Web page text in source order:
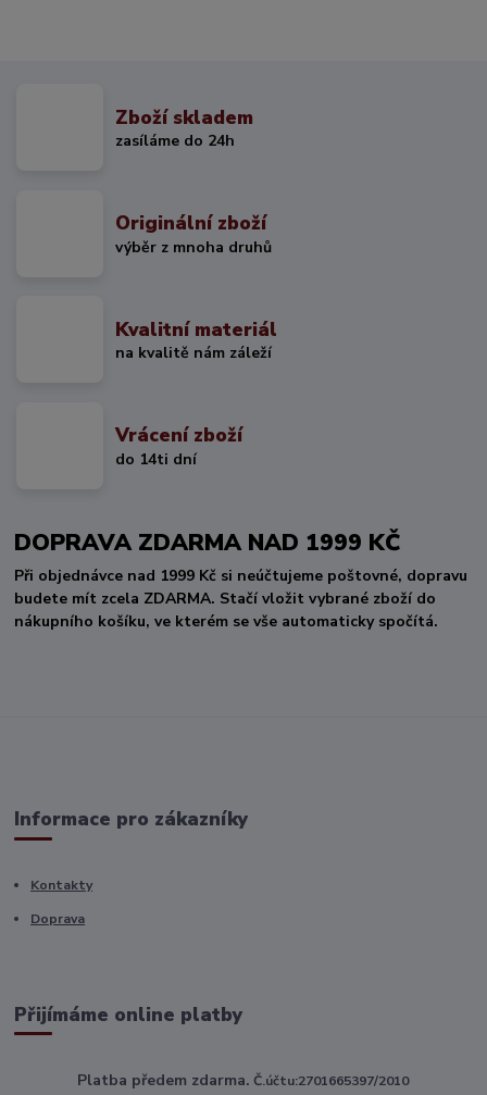
Zboží skladem
zasíláme do 24h
Originální zboží
výběr z mnoha druhů
Kvalitní materiál
na kvalitě nám záleží
Vrácení zboží
do 14ti dní
DOPRAVA ZDARMA NAD 1999 KČ
Při objednávce nad 1999 Kč si neúčtujeme poštovné, dopravu
budete mít zcela ZDARMA. Stačí vložit vybrané zboží do
nákupního košíku, ve kterém se vše automaticky spočítá.
Informace pro zákazníky
Kontakty
Doprava
Přijímáme online platby
Platba předem zdarma. Č.účtu:2701665397/2010